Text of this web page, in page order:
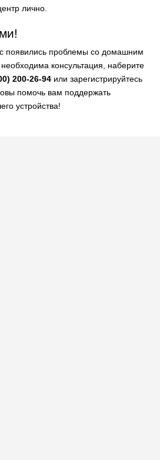
лично.
появились проблемы со домашним
консультация, наберите
200-26-94 или зарегистрируйтесь
помочь вам поддержать
устройства!